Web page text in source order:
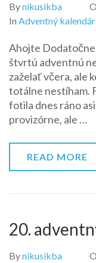
Bynikusikba
In Adventný
Ahojte Dodatočne
štvrtú adventnú
zaželať včera, ale
totálne nestíham.
fotila dnes ráno
provizórne, ale …
READ MORE
20.
Bynikusikba